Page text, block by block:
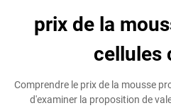
prix de la
cellules
Comprendre le prix de la mousse
d'examiner la proposition de